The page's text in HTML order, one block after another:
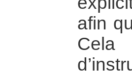
afin
Cela